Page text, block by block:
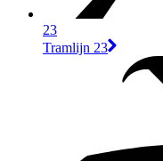
23
Tramlijn 23